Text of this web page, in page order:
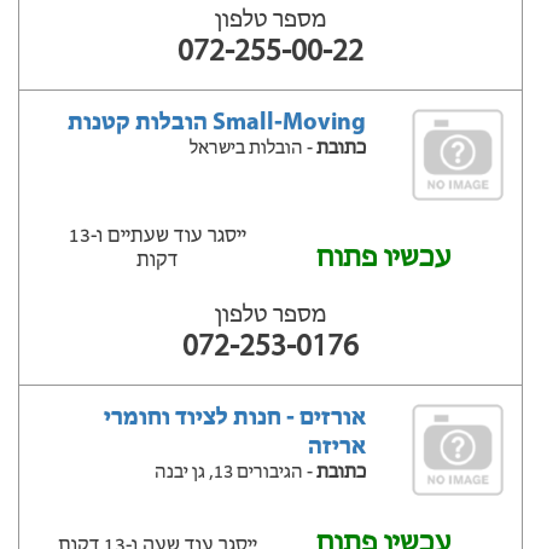
מספר טלפון
072-255-00-22
Small-Moving הובלות קטנות
כתובת- הובלות בישראל
עכשיו פתוח
ייסגר עוד שעתיים ‫ו-13
דקות
מספר טלפון
072-253-0176
אורזים - חנות לציוד וחומרי
אריזה
כתובת- הגיבורים 13, גן יבנה